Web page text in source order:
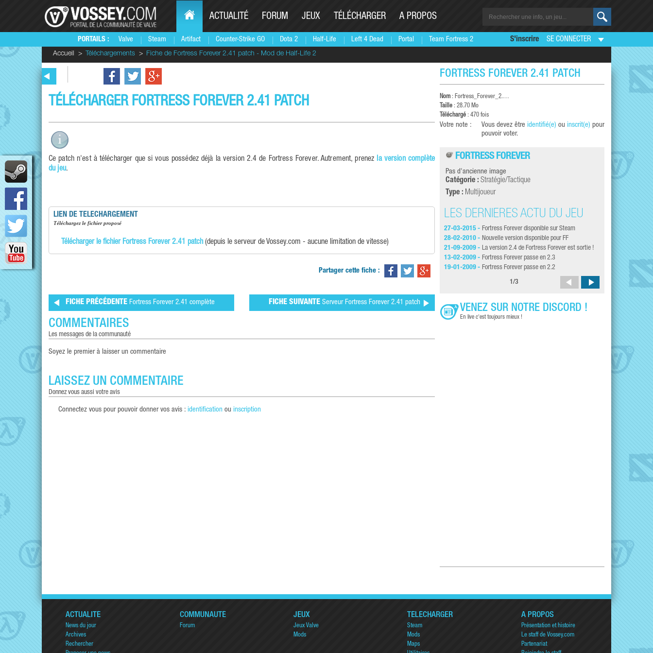
PORTAILS : Valve Steam Artifact Counter-Strike GO Dota 2 Half-Life Left 4 Dead Portal Team Fortress 2
ACTUALITÉ FORUM JEUX TÉLÉCHARGER A PROPOS
S'inscrire SE CONNECTER
Accueil Téléchargements Fiche de Fortress Forever 2.41 patch - Mod de Half-Life 2
TÉLÉCHARGER FORTRESS FOREVER 2.41 PATCH
Ce patch n'est à télécharger que si vous possédez déjà la version 2.4 de Fortress Forever. Autrement, prenez la version complète
du jeu.
LIEN DE TELECHARGEMENT
téléchargez le fichier proposé
Télécharger le fichier Fortress Forever 2.41 patch(depuis le serveur de Vossey.com - aucune limitation de vitesse)
Partager cette fiche :
FICHE PRÉCÉDENTE Fortress Forever 2.41 complète FICHE SUIVANTE Serveur Fortress Forever 2.41 patch
COMMENTAIRES
les messages de la communauté
Soyez le premier à laisser un commentaire
LAISSEZ UN COMMENTAIRE
donnez vous aussi votre avis
Connectez vous pour pouvoir donner vos avis : identification ou inscription
FORTRESS FOREVER 2.41 PATCH
Nom : Fortress_Forever_2.…
Taille : 28.70 Mo
Téléchargé : 470 fois
Votre note : Vous devez être identifié(e) ou inscrit(e) pour
pouvoir voter.
FORTRESS FOREVER
Pas d'ancienne image
Catégorie : Stratégie/Tactique
Type : Multijoueur
LES DERNIÈRES ACTU DU JEU
27-03-2015 - Fortress Forever disponible sur Steam
28-02-2010 - Nouvelle version disponible pour FF
21-09-2009 - La version 2.4 de Fortress Forever est sortie !
13-02-2009 - Fortress Forever passe en 2.3
19-01-2009 - Fortress Forever passe en 2.2
16-11-2007 -
1 /3
VENEZ SUR NOTRE DISCORD !
En live c'est toujours mieux !
ACTUALITÉ
News du jour
Archives
Rechercher
COMMUNAUTÉ
Forum
JEUX
Jeux Valve
Mods
TÉLÉCHARGER
Steam
Mods
Maps
A PROPOS
Présentation et histoire
Le staff de Vossey.com
Partenariat